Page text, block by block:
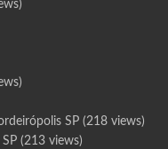
SP(218 views)
(213 views)